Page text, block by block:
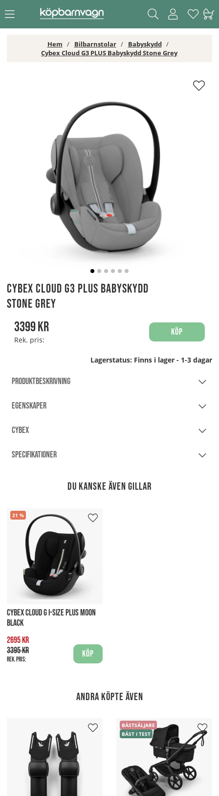
Hem Bilbarnstolar
Babyskydd
Cybex Cloud G3 PLUS Babyskydd Stone Grey
Cybex Cloud G3 PLUS Babyskydd
Stone Grey
3399kr
Rek. pris:
Köp
Lagerstatus: Finns i lager - 1-3 dagar
PRODUKTBESKRIVNING
EGENSKAPER
CYBEX
SPECIFIKATIONER
Du kanske även gillar
21
CYBEX CLOUD G I-SIZE PLUS MOON
BLACK
2695 kr
3395 kr
Rek. pris:
Köp
Andra köpte även
BÄSTSÄLJARE
BÄST I TEST